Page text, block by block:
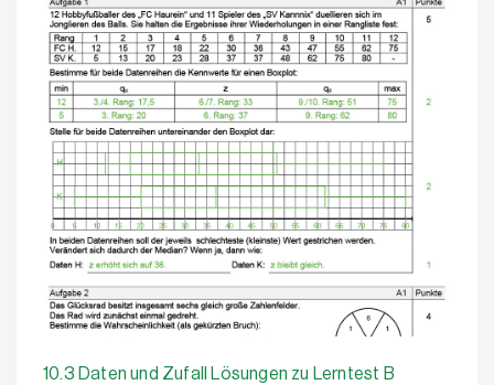
10.3 Daten und Zufall Lösungen zu Lerntest B